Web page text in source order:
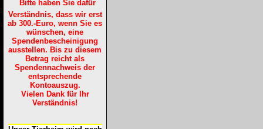
Bitte haben Sie dafür
Verständnis, dass wir erst
ab 300.-Euro, wenn Sie es
wünschen, eine
Spendenbescheinigung
ausstellen. Bis zu diesem
Betrag reicht als
Spendennachweis der
entsprechende
Kontoauszug.
Vielen Dank für Ihr
Verständnis!